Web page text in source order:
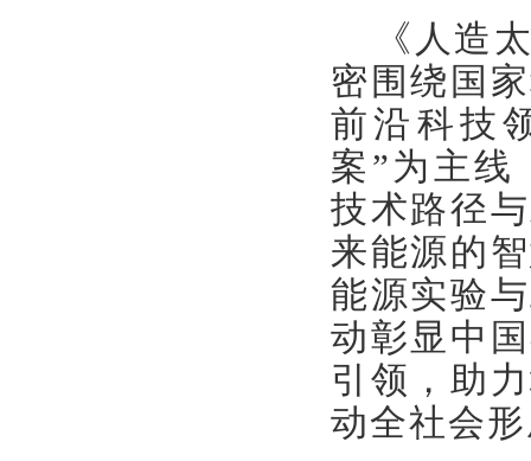
《人造
密围绕国
前沿科技
案”为主线
技术路径
来能源的
能源实验与
动彰显中
引领，助
动全社会